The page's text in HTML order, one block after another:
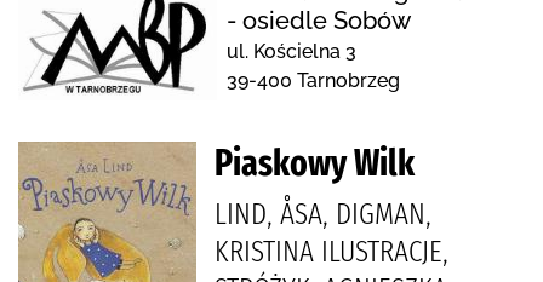
- osiedle Sobów
ul. Kościelna 3
39-400 Tarnobrzeg
Piaskowy Wilk
LIND, ÅSA, DIGMAN,
KRISTINA ILUSTRACJE,